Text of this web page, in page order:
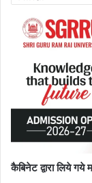
कैबिनेट द्वारा लिये गये